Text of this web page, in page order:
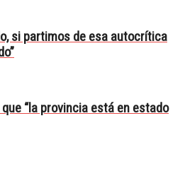
si partimos de esa autocrítica
“la provincia está en estado